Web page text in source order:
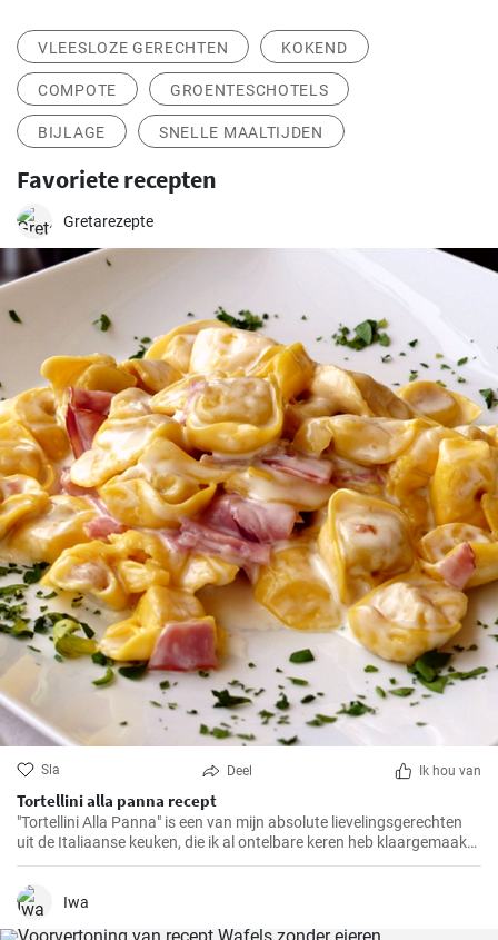
VLEESLOZE GERECHTEN KOKEND
COMPOTE GROENTESCHOTELS
BIJLAGE SNELLE MAALTIJDEN
Favoriete recepten
Gretarezepte
Sla Deel Ik hou van
Tortellini alla panna recept
"Tortellini Alla Panna" is een van mijn absolute lievelingsgerechten
uit de Italiaanse keuken, die ik al ontelbare keren heb klaargemaakt
voor familie en vrienden. Deze romige pasta met de smaak van
prosciutto en parmezaan zal gegarandeerd in de smaak vallen bij
elk gehemelte. Ik kan de combinatie van zachte tortellini,
Iwa